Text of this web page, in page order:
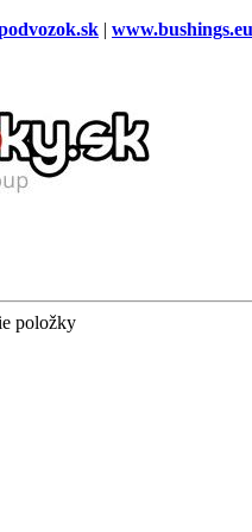
| www.bushings.eu
položky